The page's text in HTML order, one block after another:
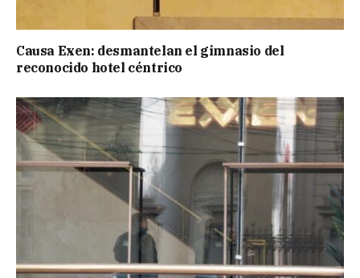
Causa Exen: desmantelan el gimnasio del
reconocido hotel céntrico